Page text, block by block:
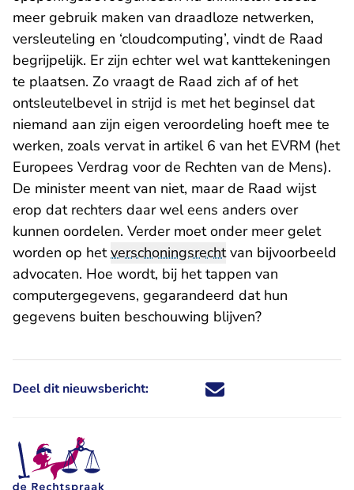
meer gebruik maken van draadloze netwerken,
versleuteling en ‘cloudcomputing’, vindt de Raad
begrijpelijk. Er zijn echter wel wat kanttekeningen
te plaatsen. Zo vraagt de Raad zich af of het
ontsleutelbevel in strijd is met het beginsel dat
niemand aan zijn eigen veroordeling hoeft mee te
werken, zoals vervat in artikel 6 van het EVRM (het
Europees Verdrag voor de Rechten van de Mens).
De minister meent van niet, maar de Raad wijst
erop dat rechters daar wel eens anders over
kunnen oordelen. Verder moet onder meer gelet
worden op hetverschoningsrechtvan bijvoorbeeld
advocaten. Hoe wordt, bij het tappen van
computergegevens, gegarandeerd dat hun
gegevens buiten beschouwing blijven?
Deel dit nieuwsbericht: Deel dit nieuwsbericht via X -
Deel dit nieuwsbericht via
Deel dit nieuwsbericht
Deel dit